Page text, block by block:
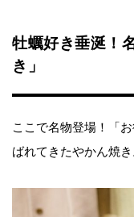
牡蠣好き垂涎！
き」
ここで名物登場！「
ばれてきたやかん焼き